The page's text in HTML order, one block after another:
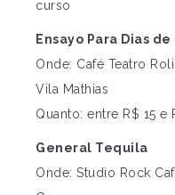
curso
Ensayo Para Dias
Onde: Café Teatro
Vila Mathias
Quanto: entre R$ 15 e
General Tequila
Onde: Studio Rock